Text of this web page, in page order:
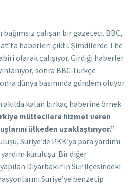
çalışan bir gazeteci. BBC,
haberleri çıktı. Şimdilerde The
olarak çalışıyor. Girdiği haberler
sonra BBC Türkçe
dünya basınında gündem oluyor.
akılda kalan birkaç haberine örnek
mültecilere hizmet veren
ülkeden uzaklaştırıyor.”
Suriye’de PKK’ya para yardımı
kuruluşu. Bir diğer
Diyarbakır’ın Sur ilçesindeki
Suriye’ye benzetip